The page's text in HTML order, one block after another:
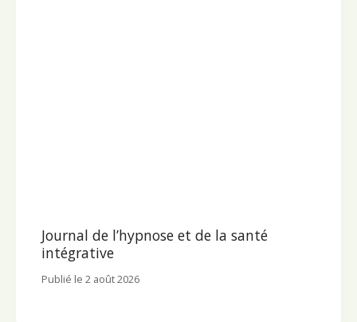
Journal de l’hypnose et de la santé
intégrative
Publié le 2 août 2026